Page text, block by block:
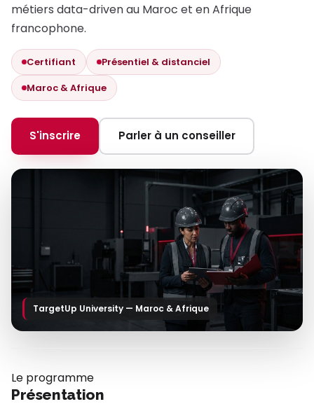
métiers data-driven au Maroc et en Afrique
francophone.
Certifiant
Présentiel & distanciel
Maroc & Afrique
S'inscrire Parler à un conseiller
TargetUp University — Maroc & Afrique
Le programme
Présentation